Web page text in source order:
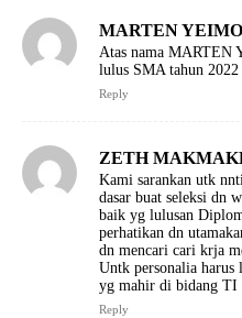
MARTEN YEIMO
Atas nama MARTEN
lulus SMA tahun 2022
Reply
ZETH
Kami sarankan utk
dasar buat seleksi dn
baik yg lulusan
perhatikan dn
dn mencari cari krja
Untk personalia harus
yg mahir di bidang TI
Reply